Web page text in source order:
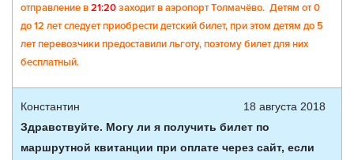
отправление в21:20заходит в аэропорт Толмачёво. Детям от 0
до 12 лет следует приобрести детский билет, при этом детям до 5
лет перевозчики предоставили льготу, поэтому билет для них
бесплатный.
Константин
18 августа 2018
Здравствуйте. Могу ли я получить билет по
маршрутной квитанции при оплате через сайт, если